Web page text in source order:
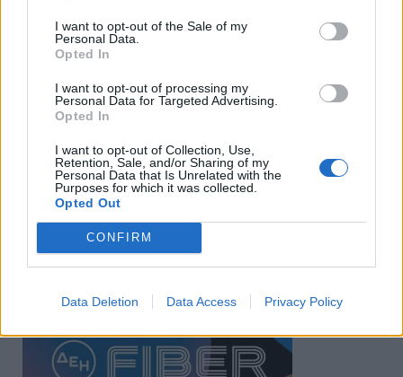
I want to opt-out of the Sale of my
Personal Data.
Opted In
I want to opt-out of processing my
Personal Data for Targeted Advertising.
Opted In
I want to opt-out of Collection, Use,
Retention, Sale, and/or Sharing of my
Personal Data that Is Unrelated with the
Purposes for which it was collected.
Opted Out
CONFIRM
Data Deletion Data Access Privacy Policy